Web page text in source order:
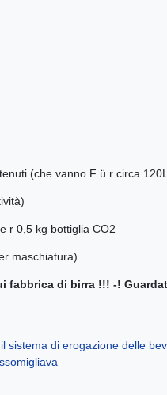
(che vanno F ü r circa
r 0,5 kg bottiglia CO2
maschiatura)
fabbrica di birra !!! -!
sistema di erogazione delle